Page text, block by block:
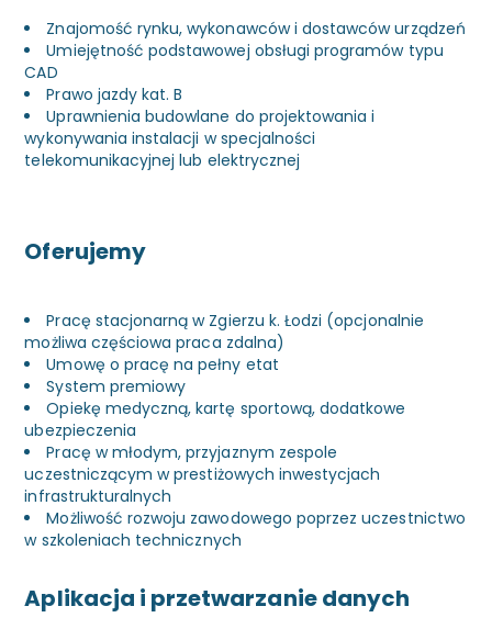
Znajomość rynku, wykonawców i dostawców urządzeń
Umiejętność podstawowej obsługi programów typu
CAD
Prawo jazdy kat. B
Uprawnienia budowlane do projektowania i
wykonywania instalacji w specjalności
telekomunikacyjnej lub elektrycznej
Oferujemy
Pracę stacjonarną w Zgierzu k. Łodzi (opcjonalnie
możliwa częściowa praca zdalna)
Umowę o pracę na pełny etat
System premiowy
Opiekę medyczną, kartę sportową, dodatkowe
ubezpieczenia
Pracę w młodym, przyjaznym zespole
uczestniczącym w prestiżowych inwestycjach
infrastrukturalnych
Możliwość rozwoju zawodowego poprzez uczestnictwo
w szkoleniach technicznych
Aplikacja i przetwarzanie danych